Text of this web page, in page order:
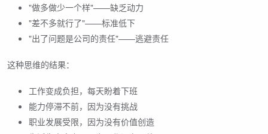
"做多做少一个样"——缺乏动力
"差不多就行了"——标准低下
"出了问题是公司的责任"——逃避责任
这种思维的结果：
工作变成负担，每天盼着下班
能力停滞不前，因为没有挑战
职业发展受限，因为没有价值创造